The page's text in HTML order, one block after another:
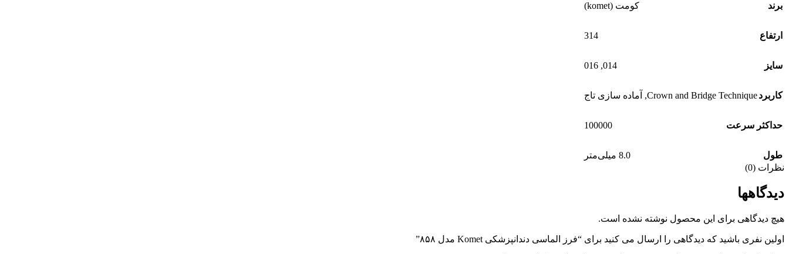
برند
کومت (komet)
ارتفاع 314
سایز 014
,
016
کاربردCrown and Bridge Technique
, آماده سازی تاج
حداکثر سرعت 100000
طول
8.0 میلی‌متر
نظرات (0)
دیدگاهها
هیچ دیدگاهی برای این محصول نوشته نشده است.
اولین نفری باشید که دیدگاهی را ارسال می کنید برای “فرز الماسی دندانپزشکی Komet مدل ۸۵۸”